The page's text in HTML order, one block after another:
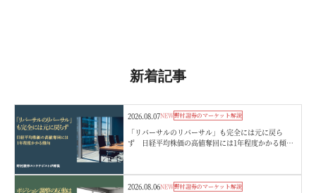
新着記事
2026.08.07NEW野村證券のマーケット解説
「リバーサルのリバーサル」も完全には元に戻ら
ず 日経平均株価の高値奪回には1年程度かかる傾
2026.08.06NEW野村證券のマーケット解説